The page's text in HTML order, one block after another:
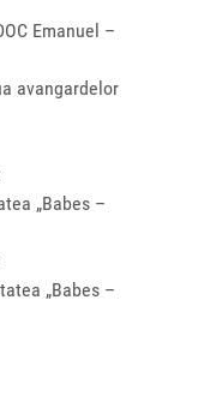
Emanuel –
avangardelor
„Babes –
„Babes –